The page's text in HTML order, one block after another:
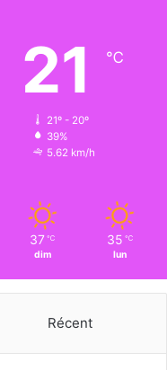
21 ℃
21º - 20º
39%
5.62 km/h
37 ℃
dim
35 ℃
lun
Récent